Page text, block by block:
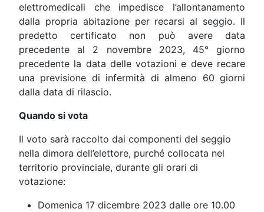
elettromedicali che impedisce l’allontanamento
dalla propria abitazione per recarsi al seggio. Il
predetto certificato non può avere data
precedente al 2 novembre 2023, 45° giorno
precedente la data delle votazioni e deve recare
una previsione di infermità di almeno 60 giorni
dalla data di rilascio.
Quando si vota
Il voto sarà raccolto dai componenti del seggio
nella dimora dell’elettore, purché collocata nel
territorio provinciale, durante gli orari di
votazione:
Domenica 17 dicembre 2023 dalle ore 10.00